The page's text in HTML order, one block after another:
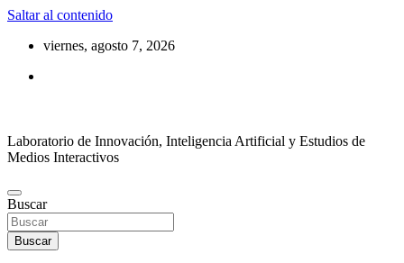
Saltar al contenido
viernes, agosto 7, 2026
Laboratorio de Innovación, Inteligencia Artificial y Estudios de
Medios Interactivos
Buscar
Buscar